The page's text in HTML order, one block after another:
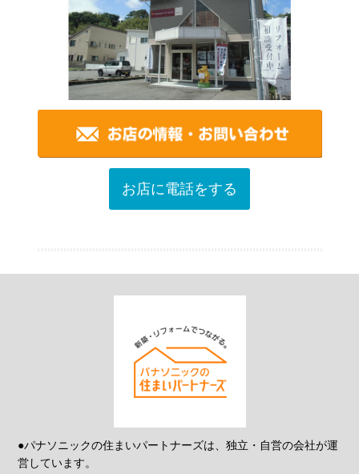
お店に電話をする
●パナソニックの住まいパートナーズは、独立・自営の会社が運
営しています。